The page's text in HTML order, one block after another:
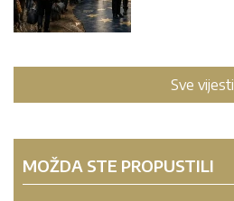
Sve vijesti
MOŽDA STE PROPUSTILI